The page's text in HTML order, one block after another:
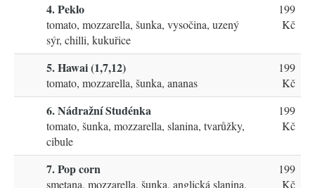
4. Peklo
tomato, mozzarella, šunka, vysočina, uzený
sýr, chilli, kukuřice
199
Kč
5. Hawai (1,7,12)
tomato, mozzarella, šunka, ananas
199
Kč
6. Nádražní Studénka
tomato, šunka, mozzarella, slanina, tvarůžky,
cibule
199
Kč
7. Pop corn
smetana, mozzarella, šunka, anglická slanina,
199
Kč